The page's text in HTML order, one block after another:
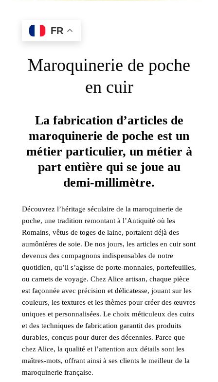
FR
Maroquinerie de poche
en cuir
La fabrication d’articles de
maroquinerie de poche est un
métier particulier, un métier à
part entière qui se joue au
demi-millimètre.
Découvrez l’héritage séculaire de la maroquinerie de
poche, une tradition remontant à l’Antiquité où les
Romains, vêtus de toges de laine, portaient déjà des
aumônières de soie. De nos jours, les articles en cuir sont
devenus des compagnons indispensables de notre
quotidien, qu’il s’agisse de porte-monnaies, portefeuilles,
ou carnets de voyage. Chez Alice artisan, chaque pièce
est façonnée avec précision et délicatesse, jouant sur les
couleurs, les textures et les thèmes pour créer des œuvres
uniques et personnalisées. Le choix méticuleux des cuirs
et des techniques de fabrication garantit des produits
durables, conçus pour durer des décennies. Parce que
chez Alice, la qualité et l’attention aux détails sont les
maîtres-mots, offrant ainsi à ses clients le meilleur de la
maroquinerie française.